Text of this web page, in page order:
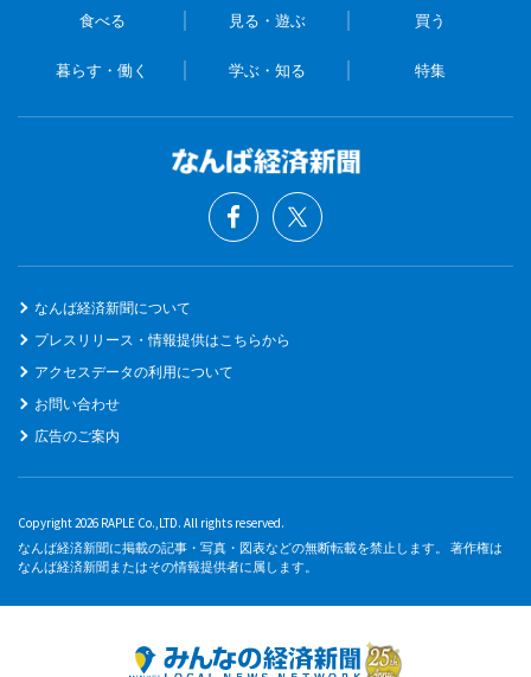
食べる 見る・遊ぶ 買う
暮らす・働く 学ぶ・知る 特集
なんば経済新聞について
プレスリリース・情報提供はこちらから
アクセスデータの利用について
お問い合わせ
広告のご案内
Copyright 2026 RAPLE Co.,LTD. All rights reserved.
なんば経済新聞に掲載の記事・写真・図表などの無断転載を禁止します。 著作権は
なんば経済新聞またはその情報提供者に属します。